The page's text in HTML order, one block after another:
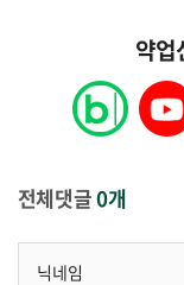
약업
전체댓글0개